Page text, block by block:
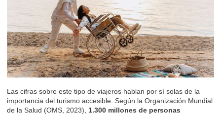
Las cifras sobre este tipo de viajeros hablan por sí solas de la
importancia del turismo accesible. Según la Organización Mundial
de la Salud (OMS, 2023), 1.300 millones de personas